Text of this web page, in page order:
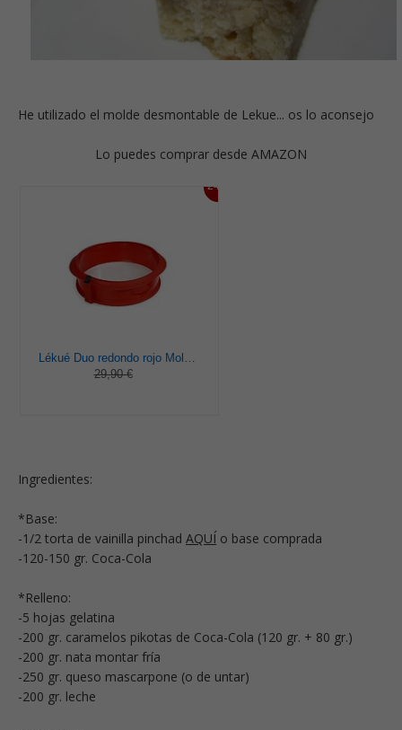
He utilizado el molde desmontable de Lekue... os lo aconsejo
Lo puedes comprar desde AMAZON
24%
Lékué Duo redondo rojo Molde pastel, Silicona, 23 x 7 x 23 cm
29,90 €
Ingredientes:
*Base:
-1/2 torta de vainilla pinchad AQUÍ o base comprada
-120-150 gr. Coca-Cola
*Relleno:
-5 hojas gelatina
-200 gr. caramelos pikotas de Coca-Cola (120 gr. + 80 gr.)
-200 gr. nata montar fría
-250 gr. queso mascarpone (o de untar)
-200 gr. leche